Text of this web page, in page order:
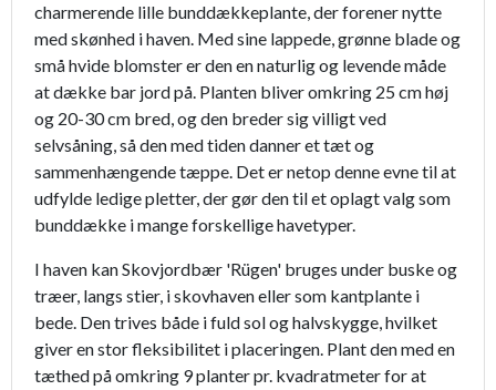
charmerende lille bunddækkeplante, der forener nytte
med skønhed i haven. Med sine lappede, grønne blade og
små hvide blomster er den en naturlig og levende måde
at dække bar jord på. Planten bliver omkring 25 cm høj
og 20-30 cm bred, og den breder sig villigt ved
selvsåning, så den med tiden danner et tæt og
sammenhængende tæppe. Det er netop denne evne til at
udfylde ledige pletter, der gør den til et oplagt valg som
bunddække i mange forskellige havetyper.
I haven kan Skovjordbær 'Rügen' bruges under buske og
træer, langs stier, i skovhaven eller som kantplante i
bede. Den trives både i fuld sol og halvskygge, hvilket
giver en stor fleksibilitet i placeringen. Plant den med en
tæthed på omkring 9 planter pr. kvadratmeter for at